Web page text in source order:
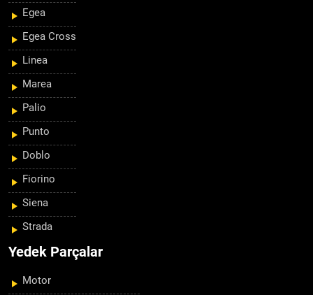
Egea
Egea Cross
Linea
Marea
Palio
Punto
Doblo
Fiorino
Siena
Strada
Yedek Parçalar
Motor